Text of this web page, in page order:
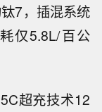
7，插混系统
仅5.8L/百公
超充技术12